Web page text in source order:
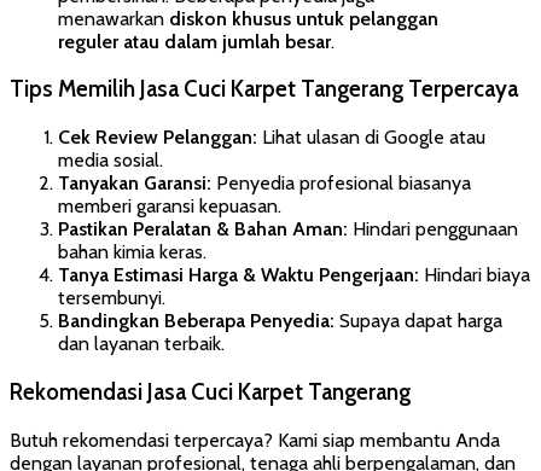
menawarkan diskon khusus untuk pelanggan
reguler atau dalam jumlah besar.
Tips Memilih Jasa Cuci Karpet Tangerang Terpercaya
Cek Review Pelanggan: Lihat ulasan di Google atau
media sosial.
Tanyakan Garansi: Penyedia profesional biasanya
memberi garansi kepuasan.
Pastikan Peralatan & Bahan Aman: Hindari penggunaan
bahan kimia keras.
Tanya Estimasi Harga & Waktu Pengerjaan: Hindari biaya
tersembunyi.
Bandingkan Beberapa Penyedia: Supaya dapat harga
dan layanan terbaik.
Rekomendasi Jasa Cuci Karpet Tangerang
Butuh rekomendasi terpercaya? Kami siap membantu Anda
dengan layanan profesional, tenaga ahli berpengalaman, dan